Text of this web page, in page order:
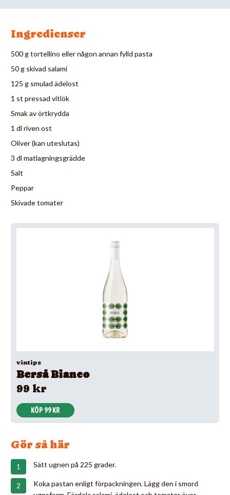
Ingredienser
500 g tortellino eller någon annan fylld pasta
50 g skivad salami
125 g smulad ädelost
1 st pressad vitlök
Smak av örtkrydda
1 dl riven ost
Oliver (kan uteslutas)
3 dl matlagningsgrädde
Salt
Peppar
Skivade tomater
vintips
Berså Bianco
99 kr
KÖP 99 KR
Gör så här
Sätt ugnen på 225 grader.
Koka pastan enligt förpackningen. Lägg den i smord